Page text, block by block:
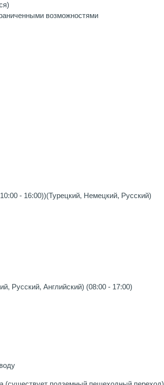
возможностями
- 16:00))(Турецкий, Немецкий, Русский)
Русский, Английский) (08:00 - 17:00)